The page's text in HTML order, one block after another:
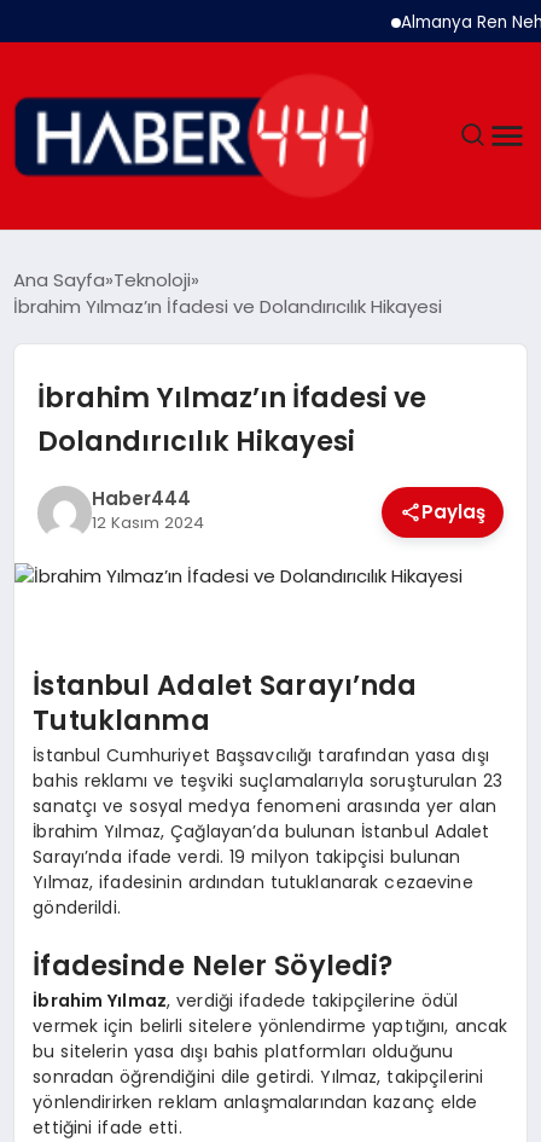
Almanya Ren
DÜNYA
EKONOMI
SPOR
TEKNOLOJI
EGITIM
YAŞAM
Ana Sayfa Teknoloji
İbrahim Yılmaz’ın İfadesi ve Dolandırıcılık Hikayesi
İbrahim Yılmaz’ın İfadesi ve
Dolandırıcılık Hikayesi
Haber444
12 Kasım 2024 Paylaş
İstanbul Adalet Sarayı’nda
Tutuklanma
İstanbul Cumhuriyet Başsavcılığı tarafından yasa dışı
bahis reklamı ve teşviki suçlamalarıyla soruşturulan 23
sanatçı ve sosyal medya fenomeni arasında yer alan
İbrahim Yılmaz, Çağlayan’da bulunan İstanbul Adalet
Sarayı’nda ifade verdi. 19 milyon takipçisi bulunan
Yılmaz, ifadesinin ardından tutuklanarak cezaevine
gönderildi.
İfadesinde Neler Söyledi?
İbrahim Yılmaz, verdiği ifadede takipçilerine ödül
vermek için belirli sitelere yönlendirme yaptığını, ancak
bu sitelerin yasa dışı bahis platformları olduğunu
sonradan öğrendiğini dile getirdi. Yılmaz, takipçilerini
yönlendirirken reklam anlaşmalarından kazanç elde
ettiğini ifade etti.